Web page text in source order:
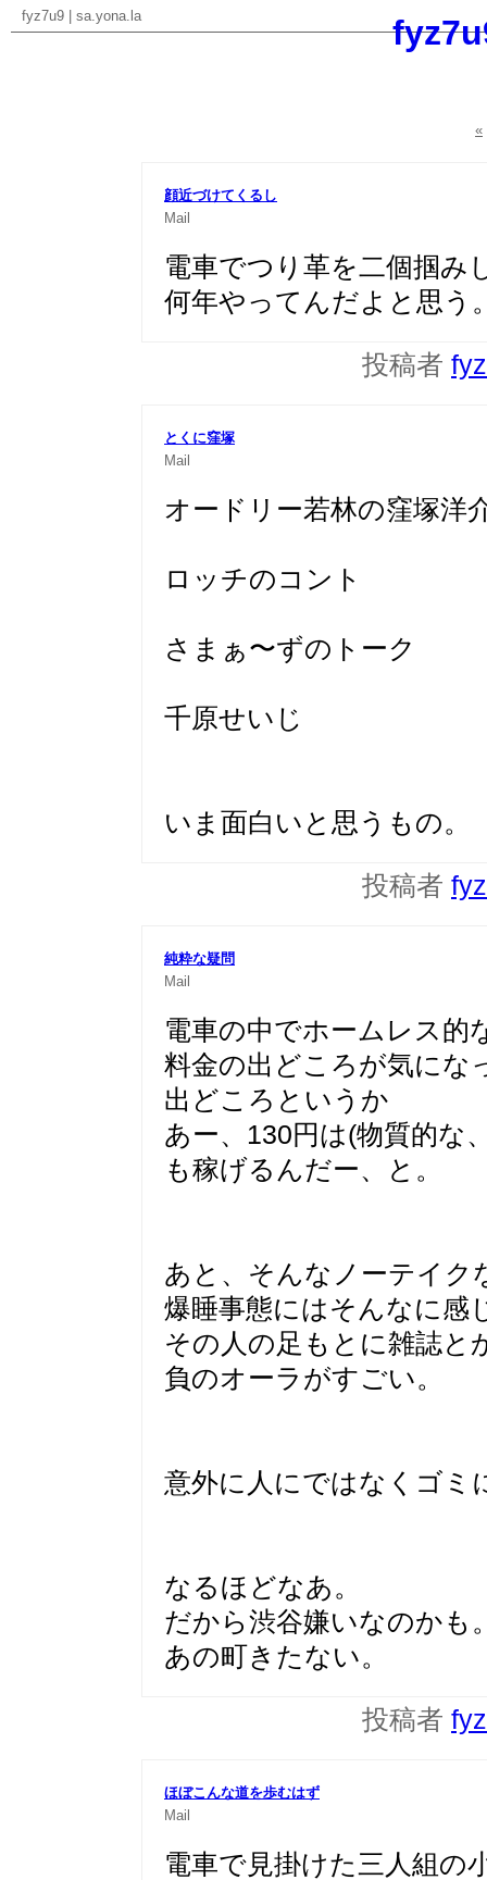
fyz7u9 sa.yona.la
«
顔近づけてくるし
Mail
電車でつり革を二個掴み
何年やってんだよと思う
投稿者
とくに窪塚
Mail
オードリー若林の窪塚洋
ロッチのコント
さまぁ〜ずのトーク
千原せいじ
いま面白いと思うもの。
投稿者
純粋な疑問
Mail
電車の中でホームレス的
料金の出どころが気にな
出どころというか
あー、130円は(物質的な
も稼げるんだー、と。
あと、そんなノーテイク
爆睡事態にはそんなに感
その人の足もとに雑誌と
負のオーラがすごい。
意外に人にではなくゴミ
なるほどなあ。
だから渋谷嫌いなのかも
あの町きたない。
投稿者
ほぼこんな道を歩むはず
Mail
電車で見掛けた三人組の